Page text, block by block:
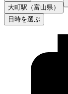
大町駅（富山県）
日時を選ぶ